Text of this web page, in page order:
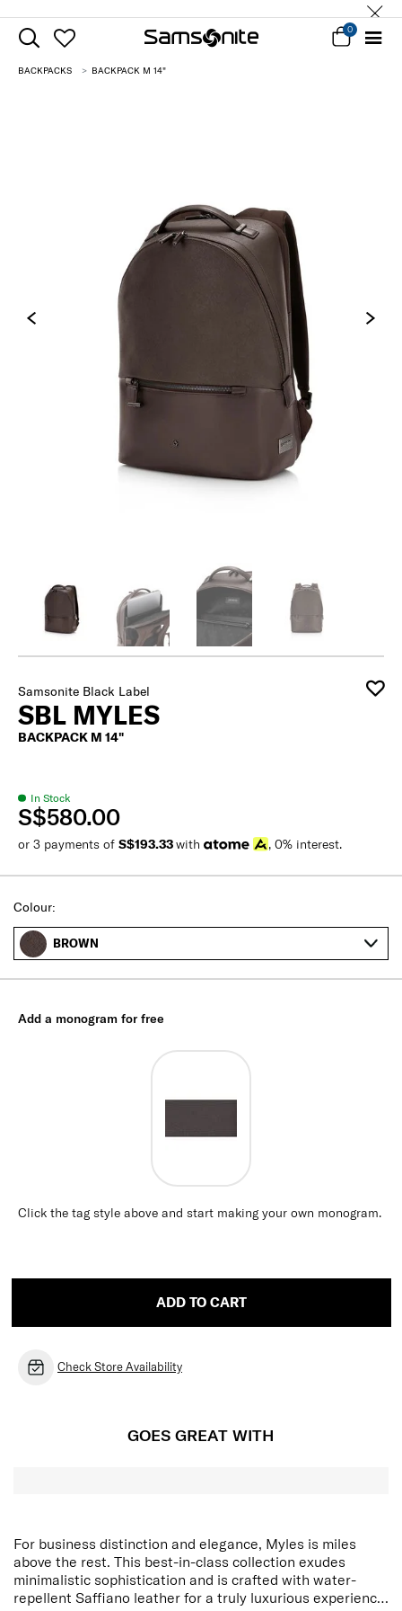
0
BACKPACKS BACKPACK M 14"
Samsonite Black Label
SBL MYLES
BACKPACK M 14"
In Stock
S$580.00
or 3 payments of S$193.33with , 0% interest.
Colour:
BROWN
Add a monogram for free
Click the tag style above and start making your own monogram.
ADD TO CART
Check Store Availability
GOES GREAT WITH
For business distinction and elegance, Myles is miles
above the rest. This best-in-class collection exudes
minimalistic sophistication and is crafted with water-
repellent Saffiano leather for a truly luxurious experience.